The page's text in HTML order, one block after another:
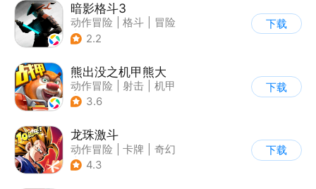
暗影格斗3
动作冒险 格斗
冒险
| 暗夜格斗
2.2
下载
熊出没之机甲熊大
动作冒险 射击
机甲
| 熊出没
3.6
下载
龙珠激斗
动作冒险 卡牌
奇幻
| 龙珠
4.3
下载